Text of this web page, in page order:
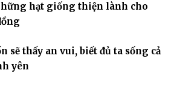
hạt giống thiện lành cho
sẽ thấy an vui, biết đủ ta sống cả
yên